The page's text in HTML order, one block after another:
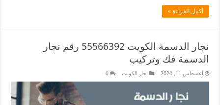
أكمل القراءة »
نجار الدسمة الكويت 55566392 رقم نجار
الدسمة فك وتركيب
أغسطس 11, 2020 نجار الكويت 0